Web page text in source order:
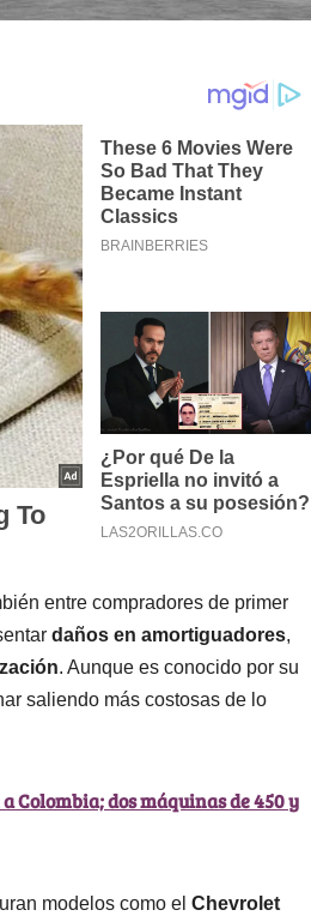
entre compradores de primer
daños en amortiguadores,
. Aunque es conocido por su
saliendo más costosas de lo
Colombia; dos máquinas de 450 y
modelos como el Chevrolet